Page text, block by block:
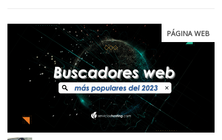
PÁGINA WEB